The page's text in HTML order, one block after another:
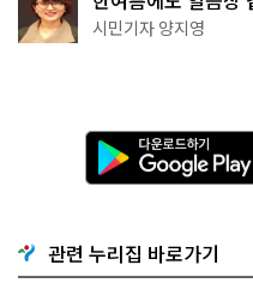
천국이네~
시민기자 양지영
다
운
로
기
G
o
관련 누리집 바로가기